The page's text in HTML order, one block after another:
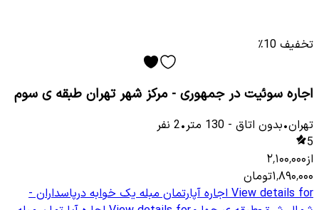
تخفیف 10٪
اجاره سوئیت در جمهوری - مرکز شهر تهران طبقه ی سوم
تهران•بدون اتاق -
130 متر•
2 نفر
5
از۲٬۱۰۰٬۰۰۰
۱٬۸۹۰٬۰۰۰تومان
View details for اجاره آپارتمان مبله یک خوابه درپاسداران -